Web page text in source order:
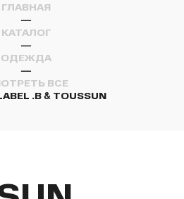
ГЛАВНАЯ
—
КАТАЛОГ
—
ОДЕЖДА
—
ВСЕ
.B & TOUSSUN